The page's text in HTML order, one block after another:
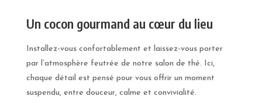
Un cocon gourmand au cœur du lieu
Installez-vous confortablement et laissez-vous porter
par l’atmosphère feutrée de notre salon de thé. Ici,
chaque détail est pensé pour vous offrir un moment
suspendu, entre douceur, calme et convivialité.